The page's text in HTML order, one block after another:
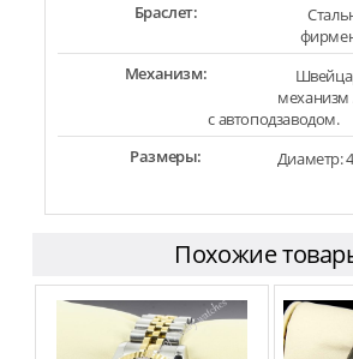
Браслет:
Механизм:
механизм
с автоподзаводом.
Размеры:
Диаметр:
Похожие